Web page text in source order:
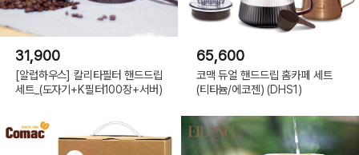
31,900
[알럽하우스] 칼리타필터 핸드드립
세트_(도자기+K필터100장+서버)
65,600
코맥 듀얼 핸드드립 홈카페 세트
(티타늄/에코젠) (DHS1)